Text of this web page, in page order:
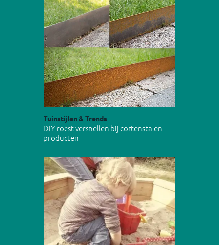
Tuinstijlen & Trends
DIY roest versnellen bij cortenstalen
producten